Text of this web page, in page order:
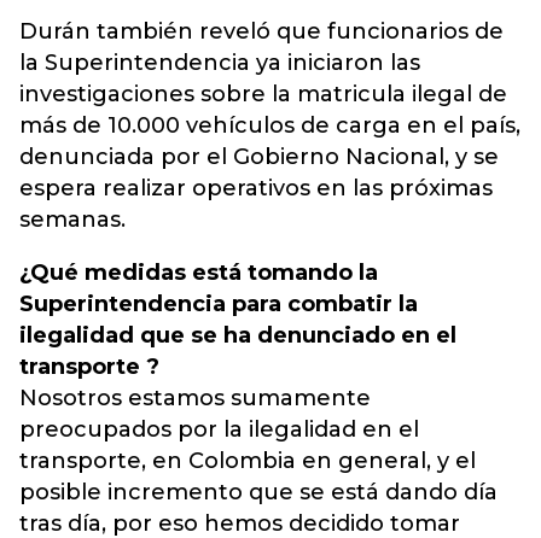
Durán también reveló que funcionarios de
la Superintendencia ya iniciaron las
investigaciones sobre la matricula ilegal de
más de 10.000 vehículos de carga en el país,
denunciada por el Gobierno Nacional, y se
espera realizar operativos en las próximas
semanas.
¿Qué medidas está tomando la
Superintendencia para combatir la
ilegalidad que se ha denunciado en el
transporte ?
Nosotros estamos sumamente
preocupados por la ilegalidad en el
transporte, en Colombia en general, y el
posible incremento que se está dando día
tras día, por eso hemos decidido tomar